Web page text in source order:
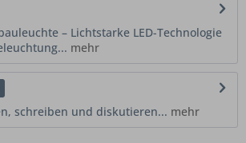
– Lichtstarke LED-Technologie
mehr
schreiben und diskutieren... mehr